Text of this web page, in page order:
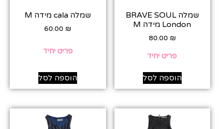
שמלה BRAVE SOUL
London מידה M
80.00 ₪
פריט יחיד
הוספה לסל
שמלה cala מידה M
60.00 ₪
פריט יחיד
הוספה לסל